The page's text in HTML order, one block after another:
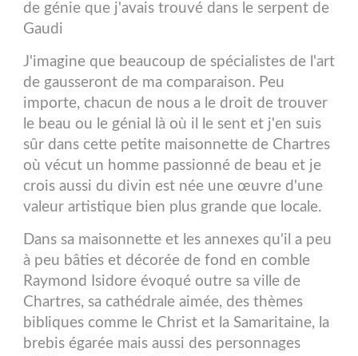
de génie que j'avais trouvé dans le serpent de
Gaudi
J'imagine que beaucoup de spécialistes de l'art
de gausseront de ma comparaison. Peu
importe, chacun de nous a le droit de trouver
le beau ou le génial là où il le sent et j'en suis
sûr dans cette petite maisonnette de Chartres
où vécut un homme passionné de beau et je
crois aussi du divin est née une œuvre d'une
valeur artistique bien plus grande que locale.
Dans sa maisonnette et les annexes qu'il a peu
à peu bâties et décorée de fond en comble
Raymond Isidore évoqué outre sa ville de
Chartres, sa cathédrale aimée, des thèmes
bibliques comme le Christ et la Samaritaine, la
brebis égarée mais aussi des personnages